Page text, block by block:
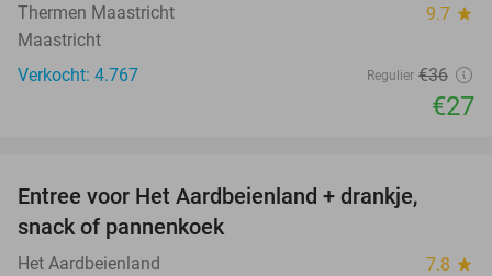
Thermen Maastricht 9.7 star
Maastricht
Verkocht: 4.767
Regulier €36
€27
Entree voor Het Aardbeienland + drankje,
snack of pannenkoek
Het Aardbeienland 7.8 star